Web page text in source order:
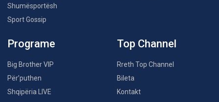
Shumësportësh
Sport Gossip
Programe
Big Brother VIP
Për’puthen
Shqipëria LIVE
Top Channel
Rreth Top Channel
Bileta
Kontakt